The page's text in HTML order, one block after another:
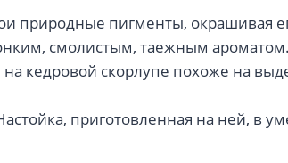
природные пигменты, окрашивая
смолистым, таежным ароматом.
кедровой скорлупе похоже на
приготовленная на ней, в